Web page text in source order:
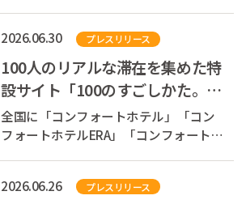
会社チョイスホテルズジャパン（本
社：東京都中央区、代表取締役社長：
伊藤孝彦、以下チョイスホテルズジャ
パン）は、全国...
2026.06.30 プレスリリース
100人のリアルな滞在を集めた特
設サイト「100のすごしかた。」
公開 ～コンフォートホテルや
Ascend Coll...
全国に「コンフォートホテル」「コン
フォートホテルERA」「コンフォートイ
会社チョイスホテルズジャパン（本
2026.06.26 プレスリリース